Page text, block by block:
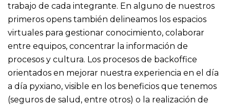
trabajo de cada integrante. En alguno de nuestros
primeros opens también delineamos los espacios
virtuales para gestionar conocimiento, colaborar
entre equipos, concentrar la información de
procesos y cultura. Los procesos de backoffice
orientados en mejorar nuestra experiencia en el día
a día pyxiano, visible en los beneficios que tenemos
(seguros de salud, entre otros) o la realización de